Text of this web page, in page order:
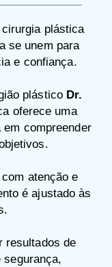
plástica
se unem para
e confiança.
plástico Dr.
oferece uma
em compreender
atenção e
é ajustado às
resultados de
segurança,